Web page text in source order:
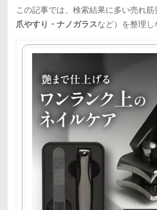
この記事では、検索結果に多い売れ筋
爪やすり・ナノガラスなど）を整理し